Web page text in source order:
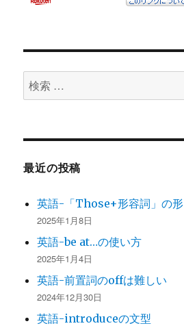
検
索
象:
最近の投稿
英語-「Those+形容詞」の形
2025年1月8日
英語-be at…の使い方
2025年1月4日
英語-前置詞のoffは難しい
2024年12月30日
英語-introduceの文型